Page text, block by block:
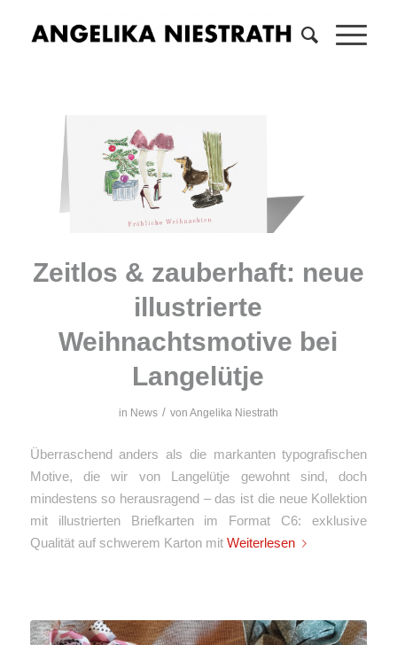
Zeitlos & zauberhaft: neue
illustrierte
Weihnachtsmotive bei
Langelütje
in News / von Angelika Niestrath
Überraschend anders als die markanten typografischen
Motive, die wir von Langelütje gewohnt sind, doch
mindestens so herausragend – das ist die neue Kollektion
mit illustrierten Briefkarten im Format C6: exklusive
Qualität auf schwerem Karton mit Weiterlesen